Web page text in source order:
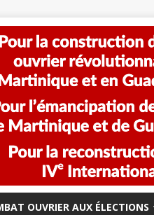
OUVRIER AUX ÉLECTIONS